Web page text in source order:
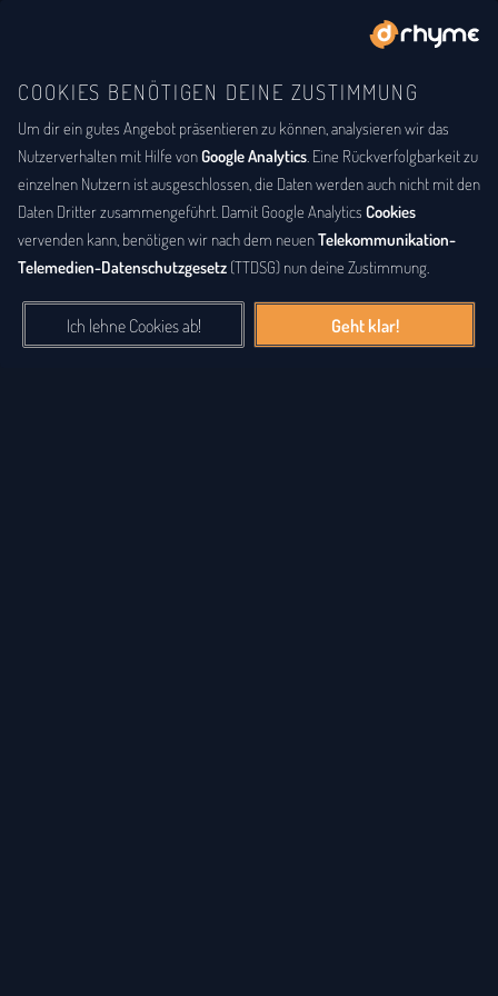
COOKIES BENÖTIGEN DEINE ZUSTIMMUNG
Um dir ein gutes Angebot präsentieren zu können, analysieren wir das
Nutzerverhalten mit Hilfe vonGoogle Analytics. Eine Rückverfolgbarkeit zu
einzelnen Nutzern ist ausgeschlossen, die Daten werden auch nicht mit den
Daten Dritter zusammengeführt. Damit Google Analytics Cookies
vervenden kann, benötigen wir nach dem neuenTelekommunikation-
Telemedien-Datenschutzgesetz (TTDSG) nun deine Zustimmung.
Ich lehne Cookies ab! Geht klar!
DU BIST DER LYRIKER
Gesammelte Lyrik
Eine große Sammlung an Gedichten, Lyriken, Songtexten, Raps
und anderen Werken. Die gesammelteLyrikder letzten Jahre,
alphabetisch nach Nutzernamen sortiert, findest du hier. Sei auch
Songtexte und Poesie.